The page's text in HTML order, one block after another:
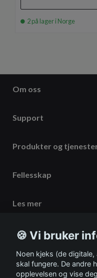
2 på lager i Norge
Om oss
Support
Produkter og
Fellesskap
Les mer
Meld deg
🍪 Vi bruker
Noen kjeks (de
skal fungere. De andre
opplevelsen og vise